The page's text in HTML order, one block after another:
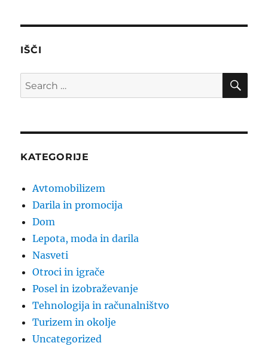
IŠČI
Search
for:
KATEGORIJE
Avtomobilizem
Darila in promocija
Dom
Lepota, moda in darila
Nasveti
Otroci in igrače
Posel in izobraževanje
Tehnologija in računalništvo
Turizem in okolje
Uncategorized